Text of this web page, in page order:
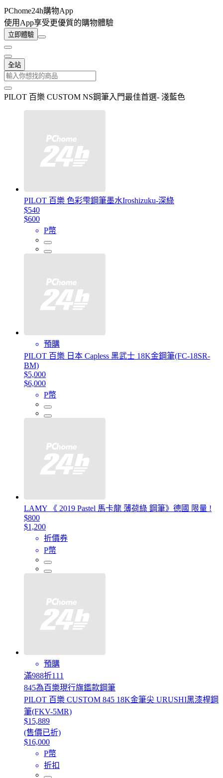
PChome24h購物App
使用App享受更優質的購物體驗
立即體驗
全站
PILOT 百樂 CUSTOM NS鋼筆入門最佳首選- 淺藍色
PILOT 百樂 色彩雫鋼筆墨水Iroshizuku-深綠
$540
$600
P幣
預購
PILOT 百樂 日本 Capless 黑武士 18K金鋼筆(FC-18SR-
BM)
$5,000
$6,000
P幣
LAMY 《 2019 Pastel 馬卡龍 薄荷綠 鋼筆》德國 限量 !
$800
$1,200
折價券
P幣
預購
滿988折111
845為百樂現行旗鑑款鋼筆
PILOT 百樂 CUSTOM 845 18K金筆尖 URUSHI黑漆桿鋼
筆(FKV-5MR)
$15,889
(售價已折)
$16,000
P幣
折扣